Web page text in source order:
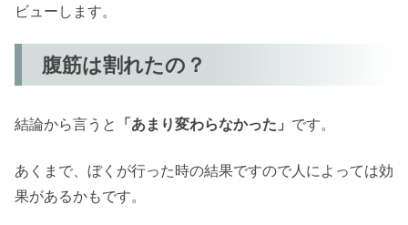
ビューします。
腹筋は割れたの？
結論から言うと 「あまり変わらなかった」 です。
あくまで、ぼくが行った時の結果ですので人によっては効
果があるかもです。